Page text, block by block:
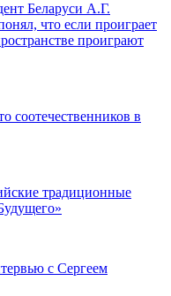
Беларуси А.Г.
что если проиграет
проиграют
соотечественников в
традиционные
с Сергеем